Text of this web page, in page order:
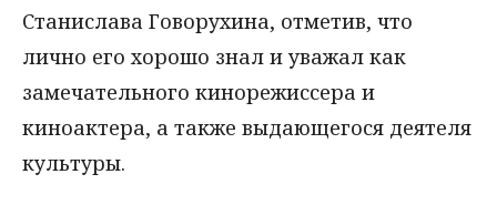
Станислава Говорухина, отметив, что
лично его хорошо знал и уважал как
замечательного кинорежиссера и
киноактера, а также выдающегося деятеля
культуры.